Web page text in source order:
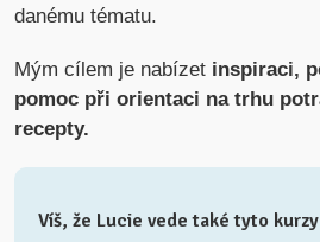
danému tématu.
Mým cílem je nabízet inspiraci,
pomoc při orientaci na trhu
recepty.
Víš, že Lucie vede také tyto